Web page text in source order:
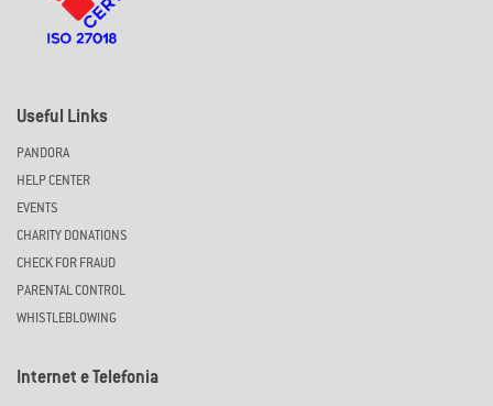
Useful Links
PANDORA
HELP CENTER
EVENTS
CHARITY DONATIONS
CHECK FOR FRAUD
PARENTAL CONTROL
WHISTLEBLOWING
Internet e Telefonia